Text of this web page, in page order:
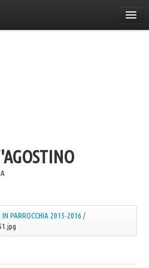
IN PARROCCHIA 2015-2016 /